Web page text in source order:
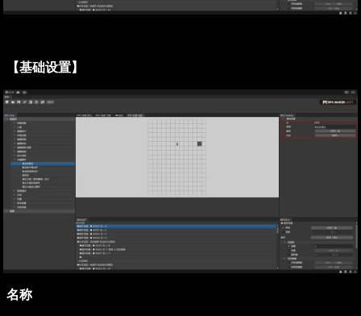
【基础设置】
名称